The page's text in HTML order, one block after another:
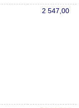
2 547,00